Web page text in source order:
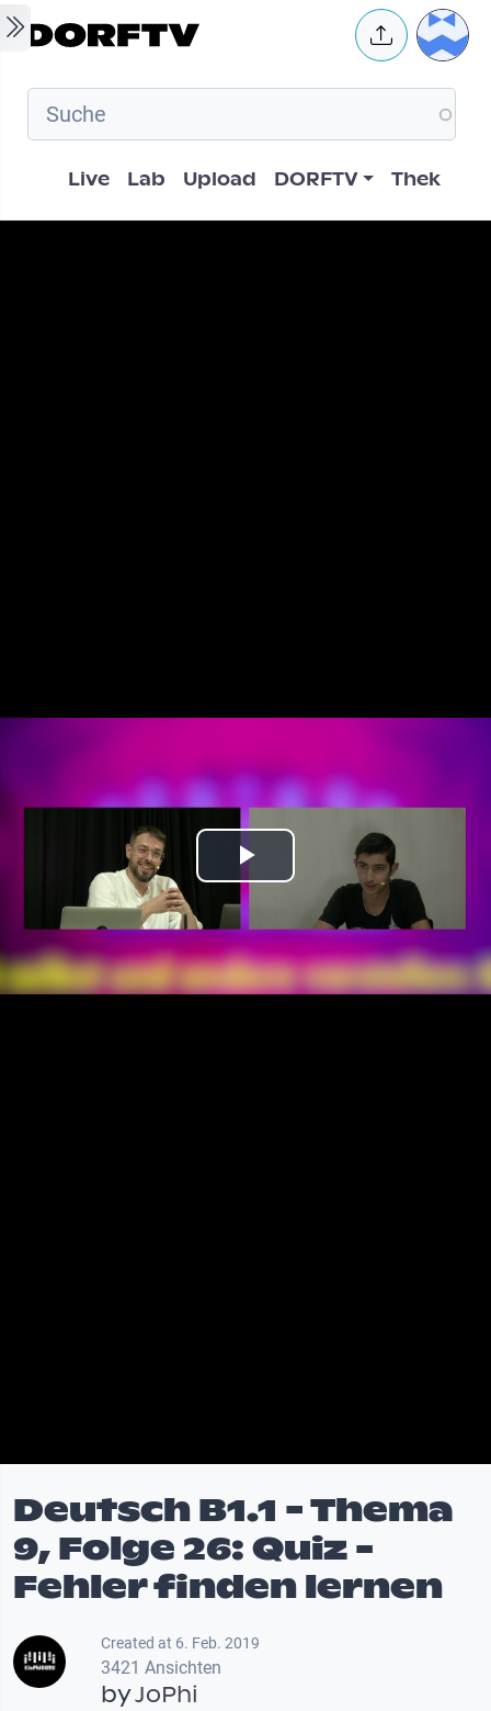
Skip to main content User
Hauptnavigation
Live Lab Upload DORFTV Thek
Play
Video
Deutsch B1.1 - Thema
9, Folge 26: Quiz -
Fehler finden lernen
Created at 6. Feb. 2019
3421 Ansichten
byJoPhi